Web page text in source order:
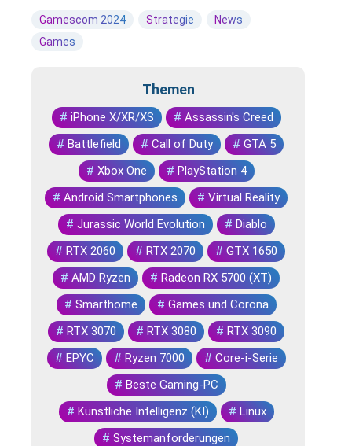
Gamescom 2024 Strategie
News
Games
Themen
# iPhone X/XR/XS # Assassin's Creed
# Battlefield # Call of Duty # GTA 5
# Xbox One # PlayStation 4
# Android Smartphones # Virtual Reality
# Jurassic World Evolution # Diablo
# RTX 2060 # RTX 2070 # GTX 1650
# AMD Ryzen # Radeon RX 5700 (XT)
# Smarthome # Games und Corona
# RTX 3070 # RTX 3080 # RTX 3090
# EPYC # Ryzen 7000 # Core-i-Serie
# Beste Gaming-PC
# Künstliche Intelligenz (KI) # Linux
# Systemanforderungen